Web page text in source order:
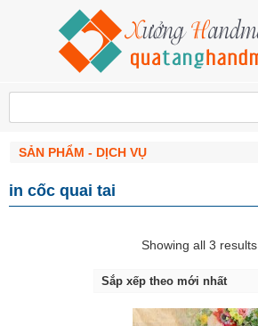
SẢN PHẨM - DỊCH VỤ
in cốc quai tai
Showing all 3 results